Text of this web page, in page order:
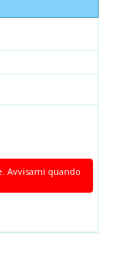
Avvisami quando